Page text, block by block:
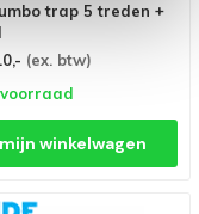
trap 5 treden +
(ex. btw)
winkelwagen